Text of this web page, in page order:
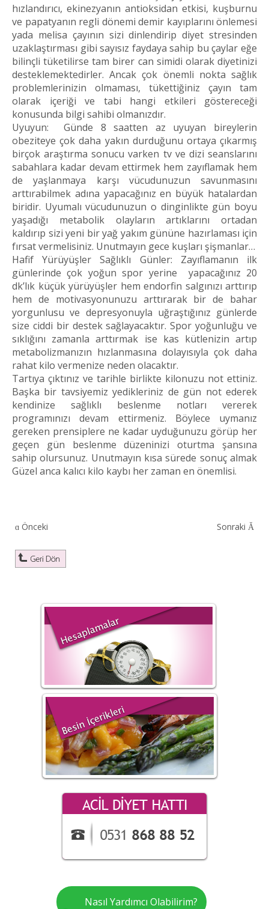
hızlandırıcı, ekinezyanın antioksidan etkisi, kuşburnu
ve papatyanın regli dönemi demir kayıplarını önlemesi
yada melisa çayının sizi dinlendirip diyet stresinden
uzaklaştırması gibi sayısız faydaya sahip bu çaylar eğe
bilinçli tüketilirse tam birer can simidi olarak diyetinizi
desteklemektedirler. Ancak çok önemli nokta sağlık
problemlerinizin olmaması, tükettiğiniz çayın tam
olarak içeriği ve tabi hangi etkileri göstereceği
konusunda bilgi sahibi olmanızdır.
Uyuyun: Günde 8 saatten az uyuyan bireylerin
obeziteye çok daha yakın durduğunu ortaya çıkarmış
birçok araştırma sonucu varken tv ve dizi seanslarını
sabahlara kadar devam ettirmek hem zayıflamak hem
de yaşlanmaya karşı vücudunuzun savunmasını
arttırabilmek adına yapacağınız en büyük hatalardan
biridir. Uyumalı vücudunuzun o dinginlikte gün boyu
yaşadığı metabolik olayların artıklarını ortadan
kaldırıp sizi yeni bir yağ yakım gününe hazırlaması için
fırsat vermelisiniz. Unutmayın gece kuşları şişmanlar…
Hafif Yürüyüşler Sağlıklı Günler: Zayıflamanın ilk
günlerinde çok yoğun spor yerine yapacağınız 20
dk’lık küçük yürüyüşler hem endorfin salgınızı arttırıp
hem de motivasyonunuzu arttırarak bir de bahar
yorgunlusu ve depresyonuyla uğraştığınız günlerde
size ciddi bir destek sağlayacaktır. Spor yoğunluğu ve
sıklığını zamanla arttırmak ise kas kütlenizin artıp
metabolizmanızın hızlanmasına dolayısıyla çok daha
rahat kilo vermenize neden olacaktır.
Tartıya çıktınız ve tarihle birlikte kilonuzu not ettiniz.
Başka bir tavsiyemiz yedikleriniz de gün not ederek
kendinize sağlıklı beslenme notları vererek
programınızı devam ettirmeniz. Böylece uymanız
gereken prensiplere ne kadar uyduğunuzu görüp her
geçen gün beslenme düzeninizi oturtma şansına
sahip olursunuz. Unutmayın kısa sürede sonuç almak
Güzel anca kalıcı kilo kaybı her zaman en önemlisi.
Önceki Sonraki
Nasıl Yardımcı Olabilirim?